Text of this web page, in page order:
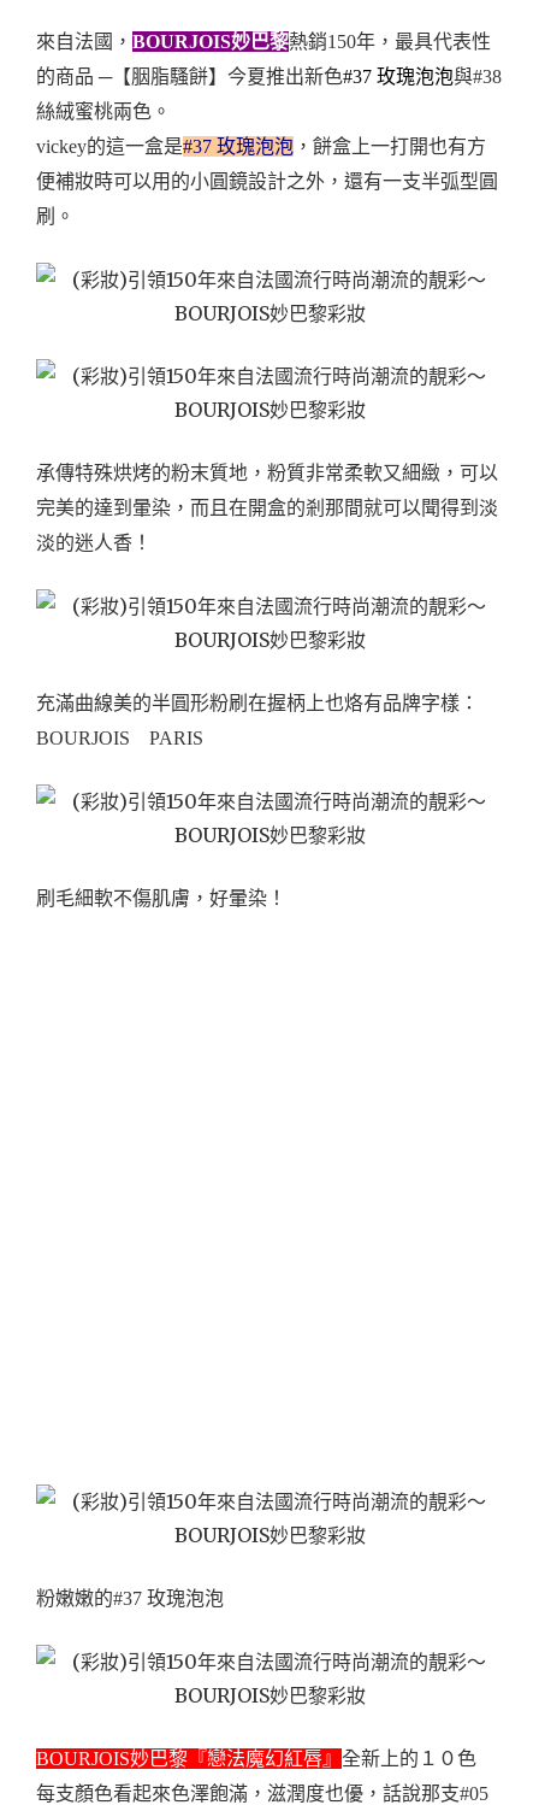
來自法國， BOURJOIS妙巴黎熱銷150年，最具代表性
的商品 ─【胭脂騷餅】今夏推出新色#37 玫瑰泡泡與#38
絲絨蜜桃兩色。
vickey的這一盒是#37 玫瑰泡泡 ，餅盒上一打開也有方
便補妝時可以用的小圓鏡設計之外，還有一支半弧型圓
刷。
承傳特殊烘烤的粉末質地，粉質非常柔軟又細緻，可以
完美的達到暈染，而且在開盒的剎那間就可以聞得到淡
淡的迷人香！
充滿曲線美的半圓形粉刷在握柄上也烙有品牌字樣：
BOURJOIS PARIS
刷毛細軟不傷肌膚，好暈染！
粉嫩嫩的#37 玫瑰泡泡
BOURJOIS妙巴黎『戀法魔幻紅唇』 全新上的１０色
每支顏色看起來色澤飽滿，滋潤度也優， 話說那支#05